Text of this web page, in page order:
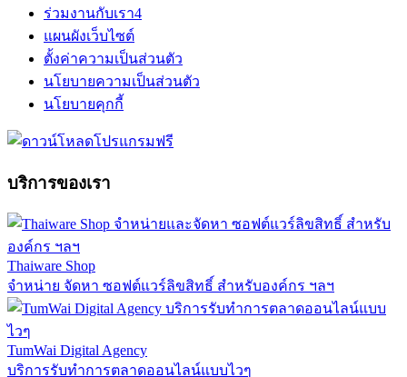
ร่วมงานกับเรา4
แผนผังเว็บไซต์
ตั้งค่าความเป็นส่วนตัว
นโยบายความเป็นส่วนตัว
นโยบายคุกกี้
บริการของเรา
Thaiware Shop
จำหน่าย จัดหา ซอฟต์แวร์ลิขสิทธิ์ สำหรับองค์กร ฯลฯ
TumWai Digital Agency
บริการรับทำการตลาดออนไลน์แบบไวๆ